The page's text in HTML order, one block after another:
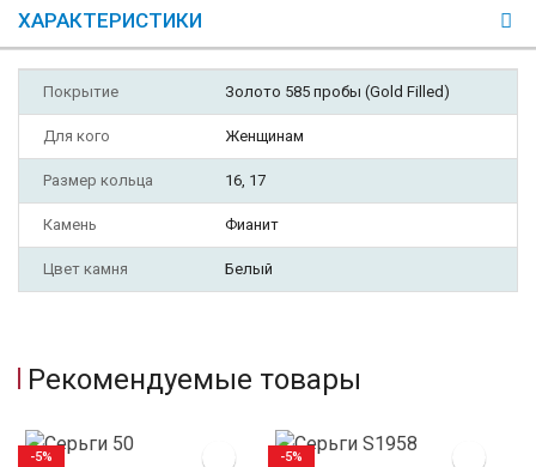
ХАРАКТЕРИСТИКИ
Покрытие Золото 585 пробы (Gold Filled)
Для кого Женщинам
Размер кольца 16, 17
Камень Фианит
Цвет камня Белый
Рекомендуемые товары
-5% -5%